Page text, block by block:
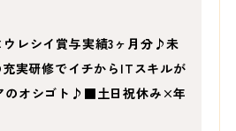
レシイ賞与実績3ヶ月分♪未
実研修でイチからITスキルが
のオシゴト♪■土日祝休み×年